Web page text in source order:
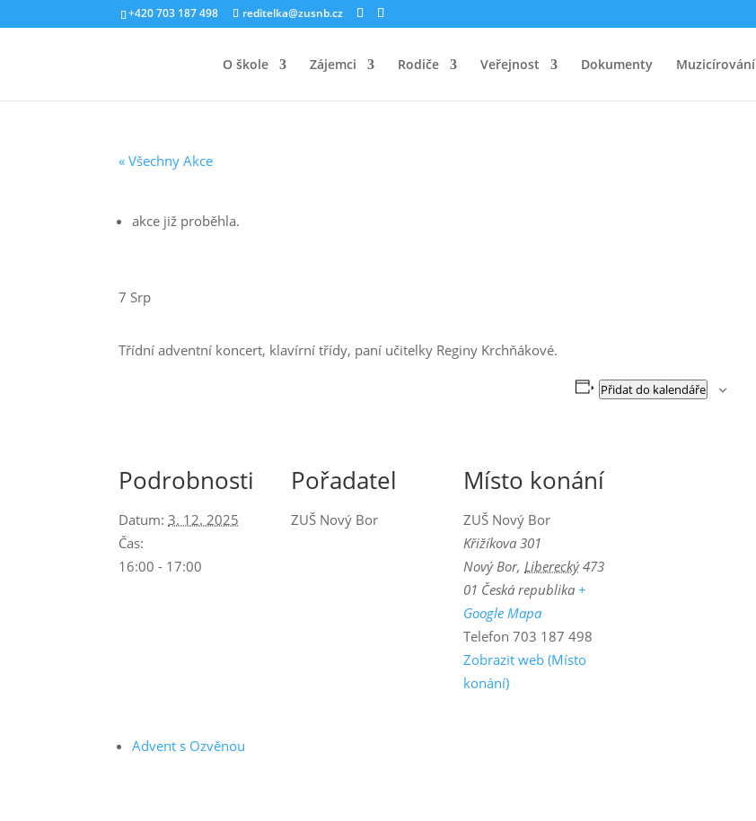
+420 703 187 498 reditelka@zusnb.cz
O škole Zájemci Rodiče Veřejnost Dokumenty Muzicírování
« Všechny Akce
akce již proběhla.
7 Srp
Třídní adventní koncert, klavírní třídy, paní učitelky Reginy Krchňákové.
Přidat do kalendáře
Podrobnosti
Datum: 3. 12. 2025
Čas:
16:00 - 17:00
Pořadatel
ZUŠ Nový Bor
Místo konání
ZUŠ Nový Bor
Křižíkova 301
Nový Bor, Liberecký 473
01 Česká republika +
Google Mapa
Telefon 703 187 498
Zobrazit web (Místo
konání)
Advent s Ozvěnou